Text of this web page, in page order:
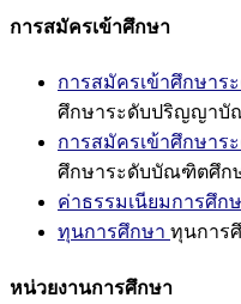
การสมัครเข้าศึกษา
การสมัครเข้าศึกษา
ศึกษาระดับปริญญา
การสมัครเข้าศึกษา
ศึกษาระดับบัณฑิตศึก
ค่าธรรมเนียมการศึก
ทุนการศึกษา ทุนการ
หน่วยงานการศึกษา